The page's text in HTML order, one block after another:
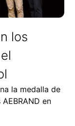
los
la medalla de
en